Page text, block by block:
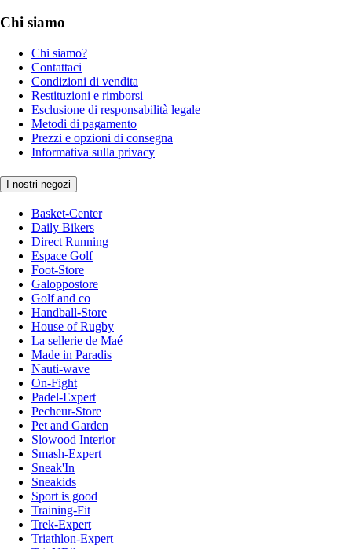
Chi siamo
Chi siamo?
Contattaci
Condizioni di vendita
Restituzioni e rimborsi
Esclusione di responsabilità legale
Metodi di pagamento
Prezzi e opzioni di consegna
Informativa sulla privacy
I nostri negozi
Basket-Center
Daily Bikers
Direct Running
Espace Golf
Foot-Store
Galoppostore
Golf and co
Handball-Store
House of Rugby
La sellerie de Maé
Made in Paradis
Nauti-wave
On-Fight
Padel-Expert
Pecheur-Store
Pet and Garden
Slowood Interior
Smash-Expert
Sneak'In
Sneakids
Sport is good
Training-Fit
Trek-Expert
Triathlon-Expert